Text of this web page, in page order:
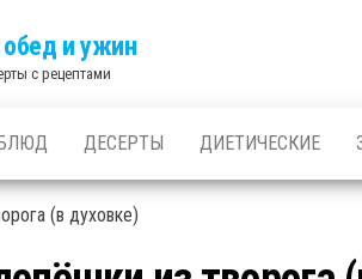
обед и ужин
с рецептами
ДЕСЕРТЫ ДИЕТИЧЕСКИЕ